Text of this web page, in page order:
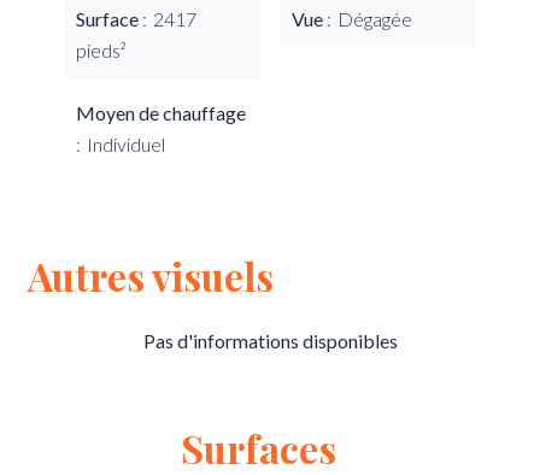
Surface
2417
pieds²
Moyen de chauffage
Individuel
Vue Dégagée
Autres visuels
Pas d'informations disponibles
Surfaces